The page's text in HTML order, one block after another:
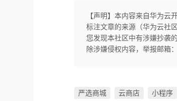
【声明】本内容来自华为
标注文章的来源（华为云社
您发现本社区中有涉嫌抄袭
除涉嫌侵权内容，举报邮箱
严选商城 云商店 小程序